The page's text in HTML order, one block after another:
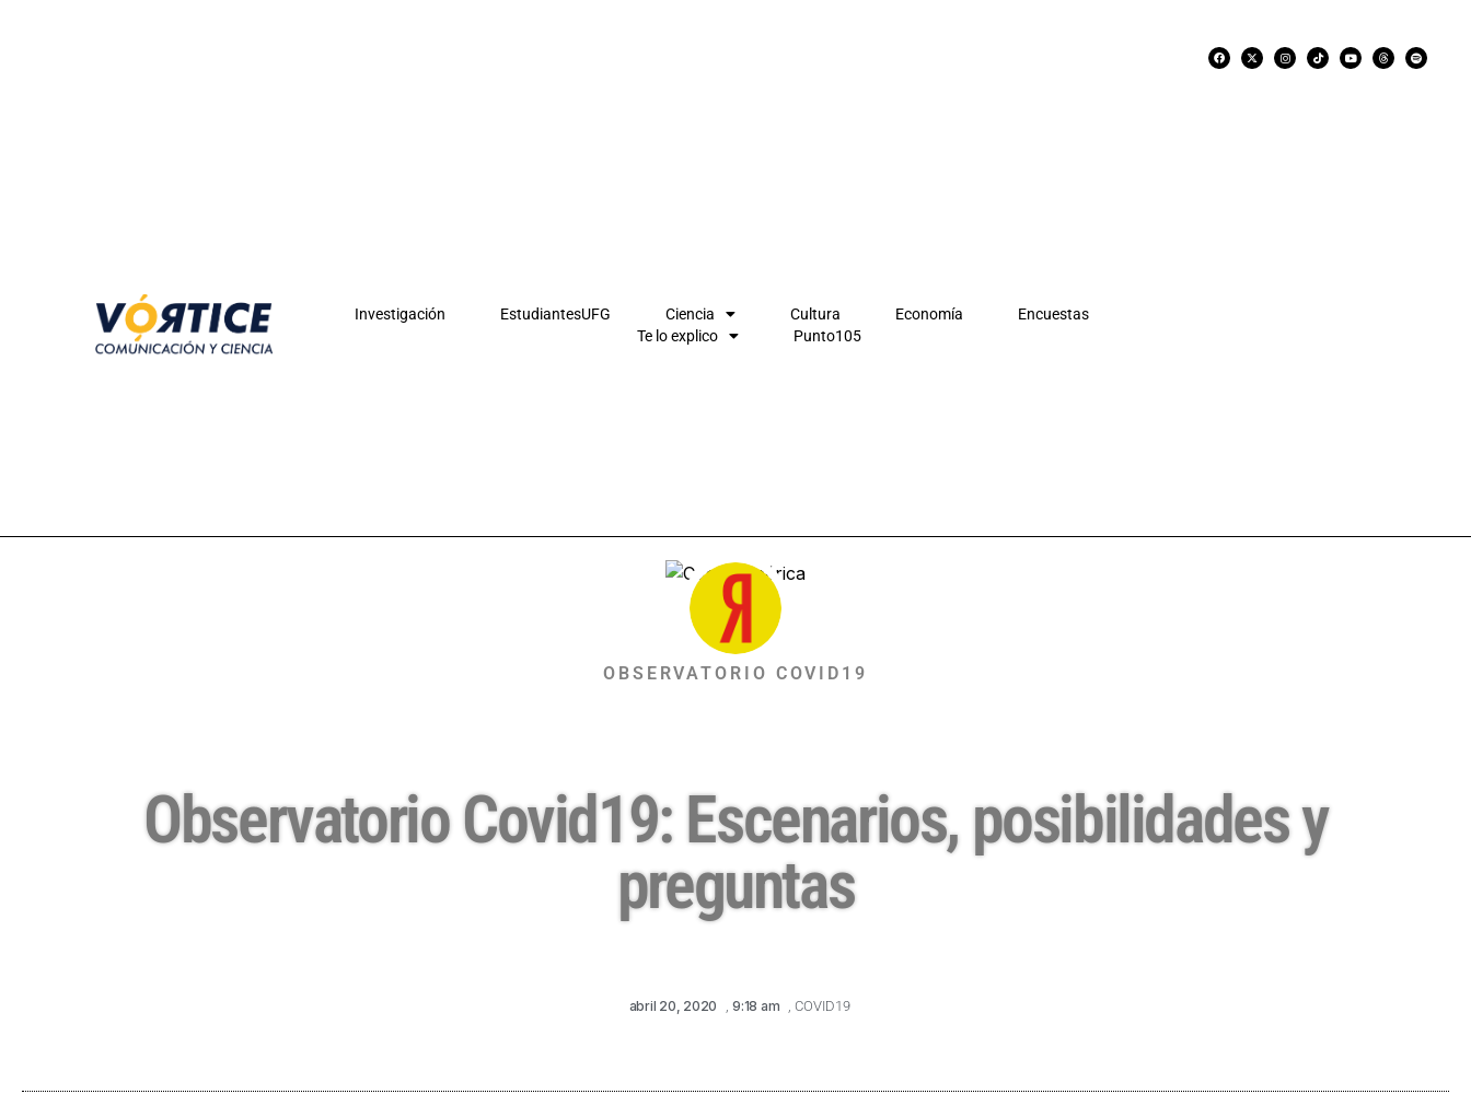
Investigación EstudiantesUFG Ciencia Cultura Economía
Encuestas
Te lo explico
Punto105
OBSERVATORIO COVID19
Observatorio Covid19: Escenarios, posibilidades y
preguntas
abril 20, 2020 , 9:18 am , COVID19